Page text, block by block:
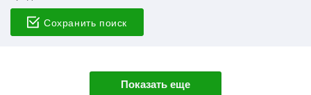
Сохранить поиск
Показать еще